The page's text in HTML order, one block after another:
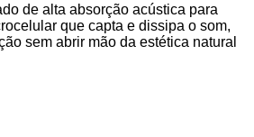
de alta absorção acústica para
que capta e dissipa o som,
sem abrir mão da estética natural